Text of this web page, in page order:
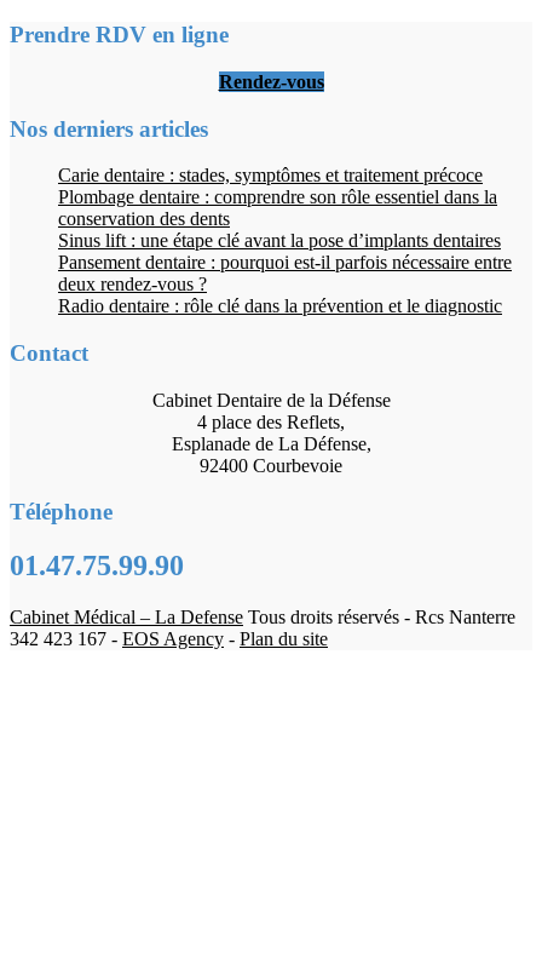
Prendre RDV en ligne
Rendez-vous
Nos derniers articles
Carie dentaire : stades, symptômes et traitement précoce
Plombage dentaire : comprendre son rôle essentiel dans la
conservation des dents
Sinus lift : une étape clé avant la pose d’implants dentaires
Pansement dentaire : pourquoi est-il parfois nécessaire entre
deux rendez-vous ?
Radio dentaire : rôle clé dans la prévention et le diagnostic
Contact
Cabinet Dentaire de la Défense
4 place des Reflets,
Esplanade de La Défense,
92400 Courbevoie
Téléphone
01.47.75.99.90
Cabinet Médical – La Defense Tous droits réservés - Rcs Nanterre
342 423 167 - EOS Agency - Plan du site